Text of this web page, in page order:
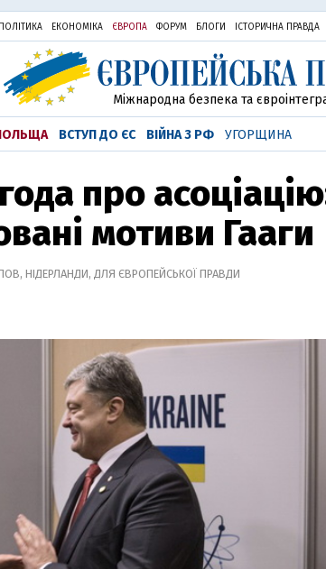
ПОЛІТИКА ЕКОНОМІКА ЄВРОПА ФОРУМ БЛОГИ ІСТОРИЧНА ПРАВДА
Міжнародна безпека та
ВСТУП ДО ЄС ВІЙНА З РФ УГОРЩИНА
про
мотиви Гааги
НІДЕРЛАНДИ, ДЛЯ ЄВРОПЕЙСЬКОЇ ПРАВДИ